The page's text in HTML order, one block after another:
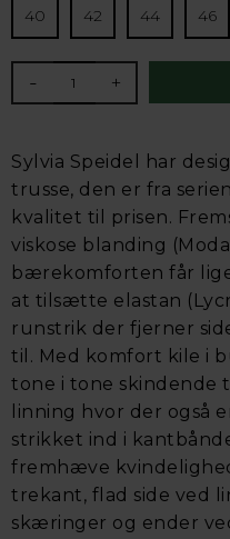
40 42 44 46
- +
Sylvia Speidel har
trusse, den er fra
kvalitet til prisen.
viskose blanding
bærekomforten får
at tilsætte elastan
runstrik der fjerner
til. Med komfort kile i
tone i tone skindende
linning hvor der også
strikket ind i
fremhæve
trekant, flad side ved
skæringer og ender